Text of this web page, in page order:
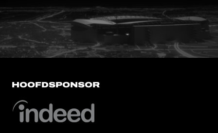
FC Utrecht<br>vanuit<br>het
HOOFDSPONSOR